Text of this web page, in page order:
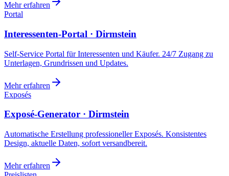
Mehr erfahren
Portal
Interessenten-Portal · Dirmstein
Self-Service Portal für Interessenten und Käufer. 24/7 Zugang zu
Unterlagen, Grundrissen und Updates.
Mehr erfahren
Exposés
Exposé-Generator · Dirmstein
Automatische Erstellung professioneller Exposés. Konsistentes
Design, aktuelle Daten, sofort versandbereit.
Mehr erfahren